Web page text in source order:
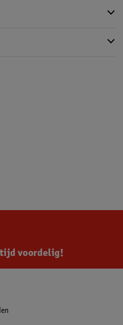
voordelig!